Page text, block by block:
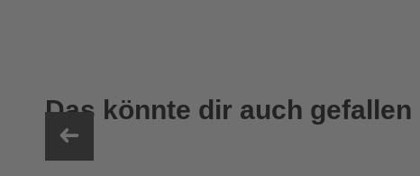
Das könnte dir auch gefallen